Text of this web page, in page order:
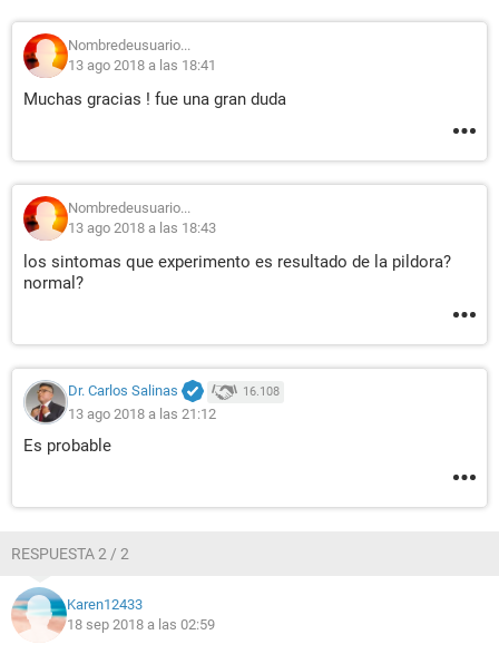
Nombredeusuario...
13 ago 2018 a las 18:41
Muchas gracias ! fue una gran duda
Nombredeusuario...
13 ago 2018 a las 18:43
los sintomas que experimento es resultado de la pildora?
normal?
Dr. Carlos Salinas 16.108
13 ago 2018 a las 21:12
Es probable
RESPUESTA 2 / 2
Karen12433
18 sep 2018 a las 02:59